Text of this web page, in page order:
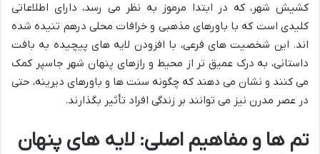
کشیش شهر، که در ابتدا مرموز به نظر می رسد، دارای اطلاعاتی
کلیدی است که با باورهای مذهبی و خرافات محلی درهم تنیده شده
اند. این شخصیت های فرعی، با افزودن لایه های پیچیده به بافت
داستانی، به درک عمیق تر از محیط و رازهای پنهان شهر جاسپر کمک
می کنند و نشان می دهند که چگونه سنت ها و باورهای دیرینه، حتی
در عصر مدرن نیز می توانند بر زندگی افراد تأثیر بگذارند.
تم ها و مفاهیم اصلی: لایه های پنهان